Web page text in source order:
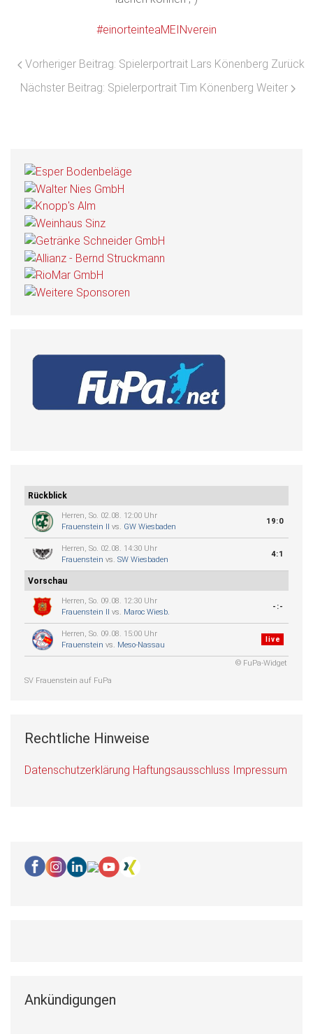
Rückblick
Herren, So. 02.08. 12:00 Uhr
Frauenstein II
vs. GW Wiesbaden
19:0
Herren, So. 02.08. 14:30 Uhr
Frauenstein vs. SW Wiesbaden
4:1
Vorschau
Herren, So. 09.08. 12:30 Uhr
Frauenstein II
vs. Maroc Wiesb.
-:-
Herren, So. 09.08. 15:00 Uhr
Frauenstein vs. Meso-Nassau
live
© FuPa-Widget
SV Frauenstein auf FuPa
Rechtliche Hinweise
Datenschutzerklärung Haftungsausschluss Impressum
#einorteinteaMEINverein
Vorheriger Beitrag: Spielerportrait Lars Könenberg Zurück
Nächster Beitrag: Spielerportrait Tim Könenberg Weiter
Ankündigungen